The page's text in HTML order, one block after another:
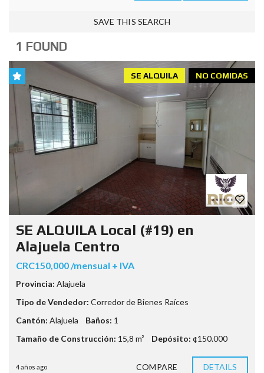
SAVE THIS SEARCH
1 FOUND
NO COMIDAS
SE ALQUILA
SE ALQUILA Local (#19) en
Alajuela Centro
CRC150,000 /mensual + IVA
Provincia: Alajuela
Tipo de Vendedor: Corredor de Bienes Raíces
Cantón: Alajuela Baños: 1
Tamaño de Construcción: 15,8 m² Depósito: ¢150.000
4 años ago COMPARE DETAILS